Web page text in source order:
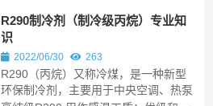
面对车辆热管理行业提出了更高级、更
精准的要求
R290制冷剂（制冷级丙烷）专业知
识
2022/06/30 263
R290（丙烷）又称冷煤，是一种新型
环保制冷剂，主要用于中央空调、热泵